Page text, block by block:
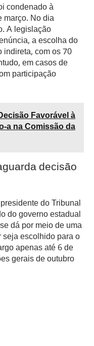
condenado à
março. No dia
A legislação
a escolha do
indireta, com os 70
em casos de
participação
Favorável à
a na Comissão da
decisão
do Tribunal
do governo estadual
dá por meio de uma
escolhido para o
apenas até 6 de
gerais de outubro